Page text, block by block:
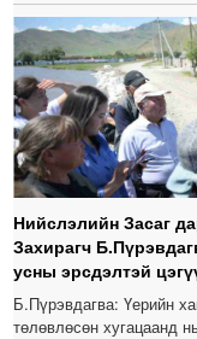
Нийслэлийн Засаг
Захирагч
усны эрсдэлтэй
Б.Пүрэвдагва: Үерийн
төлөвлөсөн хугацаанд